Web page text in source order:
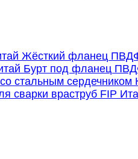
Жёсткий фланец
Бурт под фланец